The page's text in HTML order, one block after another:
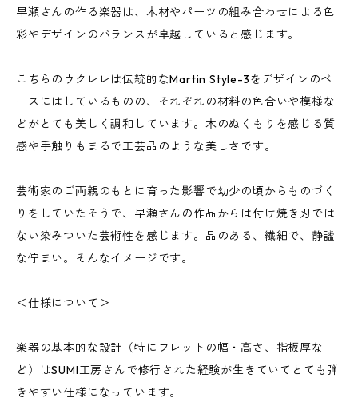
早瀬さんの作る楽器は、木材やパーツの組み合わせによる色
彩やデザインのバランスが卓越していると感じます。
こちらのウクレレは伝統的なMartin Style-3をデザインのベ
ースにはしているものの、それぞれの材料の色合いや模様な
どがとても美しく調和しています。木のぬくもりを感じる質
感や手触りもまるで工芸品のような美しさです。
芸術家のご両親のもとに育った影響で幼少の頃からものづく
りをしていたそうで、早瀬さんの作品からは付け焼き刃では
ない染みついた芸術性を感じます。品のある、繊細で、静謐
な佇まい。そんなイメージです。
＜仕様について＞
楽器の基本的な設計（特にフレットの幅・高さ、指板厚な
ど）はSUMI工房さんで修行された経験が生きていてとても弾
きやすい仕様になっています。